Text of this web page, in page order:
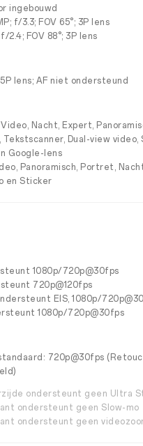
ingebouwd
f/3.3; FOV 65°; 3P lens
2.4; FOV 88°; 3P lens
5P lens; AF niet ondersteund
Nacht, Expert,
Tekstscanner, Dual-view video,
Google-lens
Panoramisch, Portret,
en Sticker
1080p/720p@30fps
720p@120fps
EIS, 1080p/
1080p/720p@30fps
720p@30fps
ondersteunt geen Ultra
ondersteunt geen Slow-mo
ondersteunt geen